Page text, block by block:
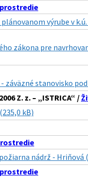
výrube v
zákona pre
záväzné stanovisko
Z. z. – „ISTRICA“ /
kB)
nádrž - Hriňová